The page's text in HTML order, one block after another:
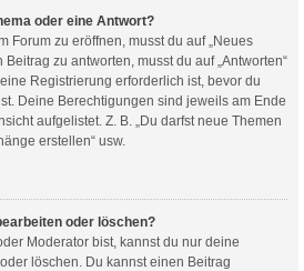
oder eine Antwort?
Forum zu eröffnen, musst du auf „Neues
zu antworten, musst du auf „Antworten“
Registrierung erforderlich ist, bevor du
Deine Berechtigungen sind jeweils am Ende
aufgelistet. Z. B. „Du darfst neue Themen
erstellen“ usw.
oder löschen?
Moderator bist, kannst du nur deine
löschen. Du kannst einen Beitrag